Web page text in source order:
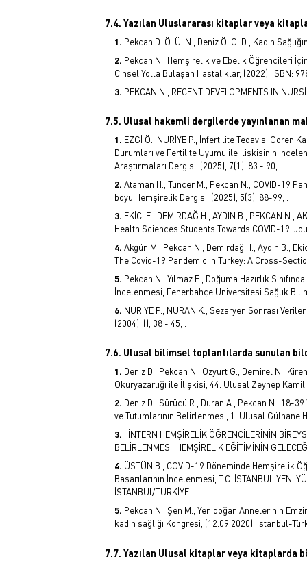
7.4. Yazılan Uluslararası kitaplar veya
Pekcan D. Ö. Ü. N., Deniz Ö. G. D., Kadın
Pekcan N., Hemşirelik ve Ebelik Öğrencileri
Cinsel Yolla Bulaşan Hastalıklar, (2022), ISBN:
PEKCAN N., RECENT DEVELOPMENTS IN
7.5. Ulusal hakemli dergilerde yayınlanan
EZGİ Ö., NURİYE P., İnfertilite Tedavisi Gören
Durumları ve Fertilite Uyumu ile İlişkisinin
Araştırmaları Dergisi, (2025), 7(1), 83 - 90, .
Ataman H., Tuncer M., Pekcan N., COVID-19
boyu Hemşirelik Dergisi, (2025), 5(3), 88-99, .
EKİCİ E., DEMİRDAĞ H., AYDIN B., PEKCAN
Health Sciences Students Towards COVID-19,
Akgün M., Pekcan N., Demirdağ H., Aydın B.,
The Covid-19 Pandemic In Turkey: A Cross-
Pekcan N., Yılmaz E., Doğuma Hazırlık
İncelenmesi, Fenerbahçe Üniversitesi Sağlık
NURİYE P., NURAN K., Sezaryen Sonrası
(2004), (), 38 - 45, .
7.6. Ulusal bilimsel toplantılarda sunulan
Deniz D., Pekcan N., Özyurt G., Demirel N.,
Okuryazarlığı ile İlişkisi, 44. Ulusal Zeynep
Deniz D., Sürücü R., Duran A., Pekcan N., 18-
ve Tutumlarının Belirlenmesi, 1. Ulusal
, İNTERN HEMŞİRELİK ÖĞRENCİLERİNİN
BELİRLENMESİ, HEMŞİRELİK EĞİTİMİNİN
ÜSTÜN B., COVİD-19 Döneminde Hemşirelik
Başarılarının İncelenmesi, T.C. İSTANBUL YENİ
İSTANBUl/TÜRKİYE
Pekcan N., Şen M., Yenidoğan Annelerinin
kadın sağlığı Kongresi, (12.09.2020), İstanbul-
7.7. Yazılan Ulusal kitaplar veya kitaplarda